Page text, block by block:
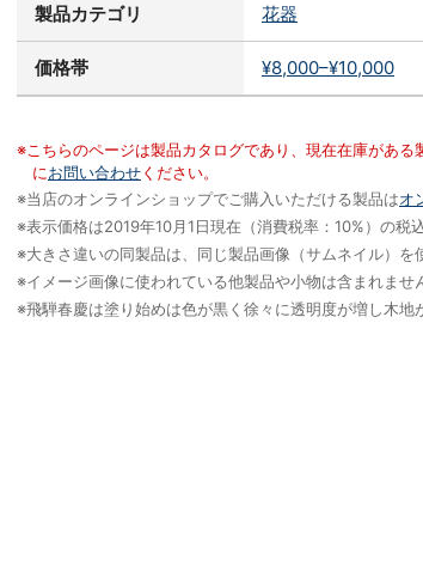
製品カテゴリ 花器
価格帯 ¥8,000–¥10,000
※こちらのページは製品カタログであり、現在在庫があ
にお問い合わせください。
※当店のオンラインショップでご購入いただける製品はオ
※表示価格は2019年10月1日現在（消費税率：10%）の税
※大きさ違いの同製品は、同じ製品画像（サムネイル）を
※イメージ画像に使われている他製品や小物は含まれませ
※飛騨春慶は塗り始めは色が黒く徐々に透明度が増し木地